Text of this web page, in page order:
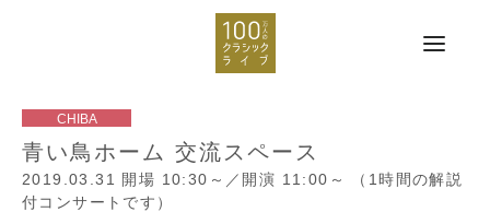
青い鳥ホーム 交流スペース
2019.03.31 開場 10:30～／開演 11:00～
（1時間の解説
付コンサートです）